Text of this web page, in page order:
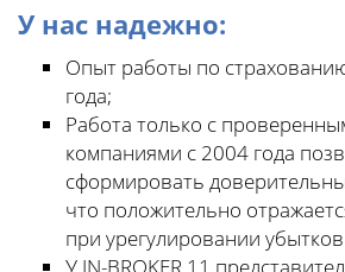
У нас надежно:
Опыт работы по
года;
Работа только с
компаниями с 2004 года
сформировать
что положительно
при урегулировании